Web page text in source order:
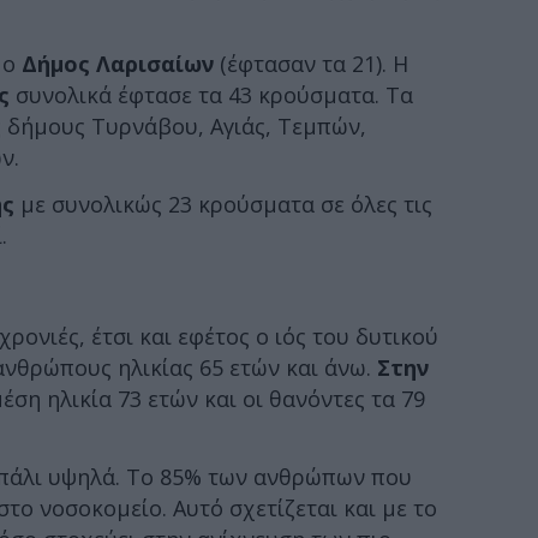
Δήμος Λαρισαίων (έφτασαν τα 21). Η
συνολικά έφτασε τα 43 κρούσματα. Τα
Τυρνάβου, Αγιάς, Τεμπών,
με συνολικώς 23 κρούσματα σε όλες τις
έτσι και εφέτος ο ιός του δυτικού
ηλικίας 65 ετών και άνω. Στην
ηλικία 73 ετών και οι θανόντες τα 79
υψηλά. Το 85% των ανθρώπων που
νοσοκομείο. Αυτό σχετίζεται και με το